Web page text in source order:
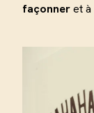
façonneret à